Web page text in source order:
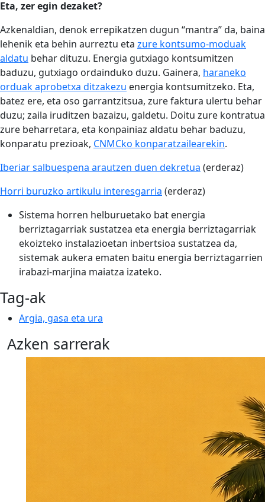
Eta, zer egin dezaket?
Azkenaldian, denok errepikatzen dugun “mantra” da, baina
lehenik eta behin aurreztu eta zure kontsumo-moduak
aldatu behar dituzu. Energia gutxiago kontsumitzen
baduzu, gutxiago ordainduko duzu. Gainera, haraneko
orduak aprobetxa ditzakezu energia kontsumitzeko. Eta,
batez ere, eta oso garrantzitsua, zure faktura ulertu behar
duzu; zaila iruditzen bazaizu, galdetu. Doitu zure kontratua
zure beharretara, eta konpainiaz aldatu behar baduzu,
konparatu prezioak, CNMCko konparatzailearekin.
Iberiar salbuespena arautzen duen dekretua (erderaz)
Horri buruzko artikulu interesgarria (erderaz)
Sistema horren helburuetako bat energia
berriztagarriak sustatzea eta energia berriztagarriak
ekoizteko instalazioetan inbertsioa sustatzea da,
sistemak aukera ematen baitu energia berriztagarrien
irabazi-marjina maiatza izateko.
Tag-ak
Argia, gasa eta ura
Azken sarrerak